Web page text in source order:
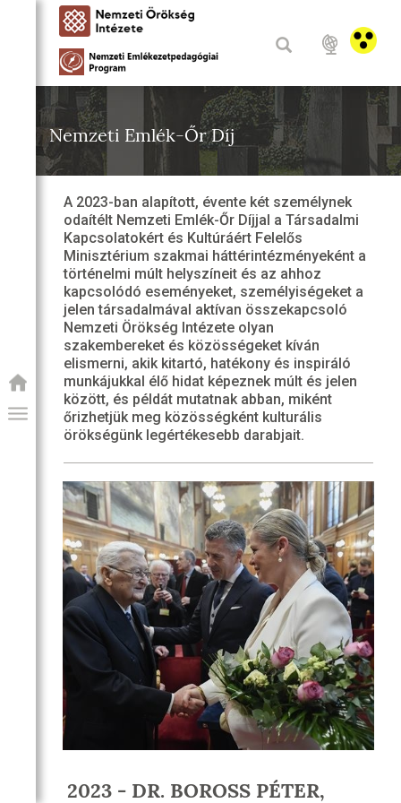
Nemzeti Emlék-Őr Díj
A 2023-ban alapított, évente két személynek
odaítélt Nemzeti Emlék-Őr Díjjal a Társadalmi
Kapcsolatokért és Kultúráért Felelős
Minisztérium szakmai háttérintézményeként a
történelmi múlt helyszíneit és az ahhoz
kapcsolódó eseményeket, személyiségeket a
jelen társadalmával aktívan összekapcsoló
Nemzeti Örökség Intézete olyan
szakembereket és közösségeket kíván
elismerni, akik kitartó, hatékony és inspiráló
munkájukkal élő hidat képeznek múlt és jelen
között, és példát mutatnak abban, miként
őrizhetjük meg közösségként kulturális
örökségünk legértékesebb darabjait.
2023 - DR. BOROSS PÉTER,